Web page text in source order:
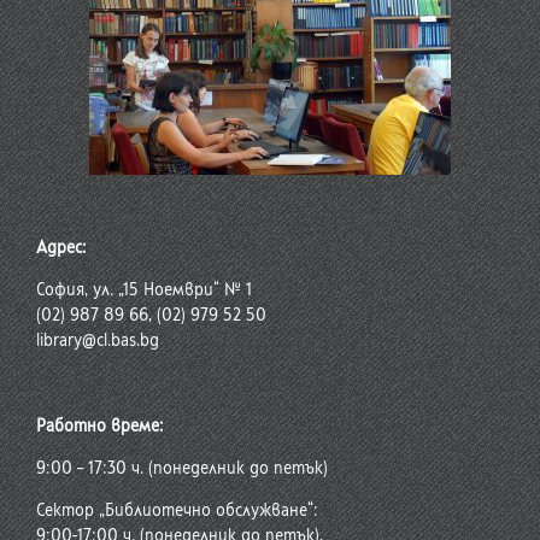
Адрес:
София, ул. „15 Ноември“ № 1
(02) 987 89 66, (02) 979 52 50
library@cl.bas.bg
Работно време:
9:00 – 17:30 ч. (понеделник до петък)
Сектор „Библиотечно обслужване“:
9:00-17:00 ч. (понеделник до петък),